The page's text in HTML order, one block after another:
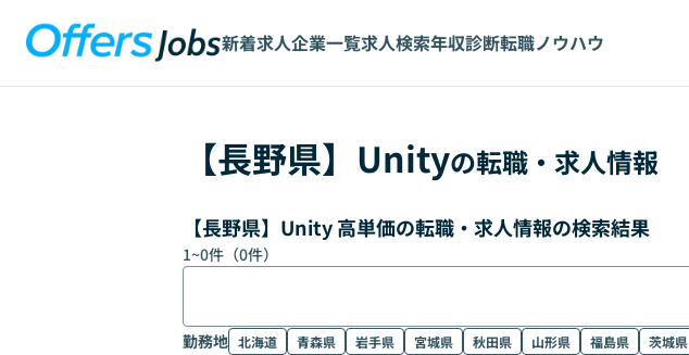
新着求人企業一覧求人検索年収診断転職ノウハウ
【長野県】 Unityの転職・求人情報
【長野県】Unity 高単価の転職・求人情報の検索結果
1~0件（0件）
勤務地 北海道 青森県 岩手県 宮城県 秋田県 山形県 福島県 茨城県